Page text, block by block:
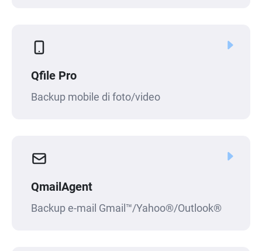
Qfile Pro
Backup mobile di foto/video
QmailAgent
Backup e-mail Gmail™/Yahoo®/Outlook®